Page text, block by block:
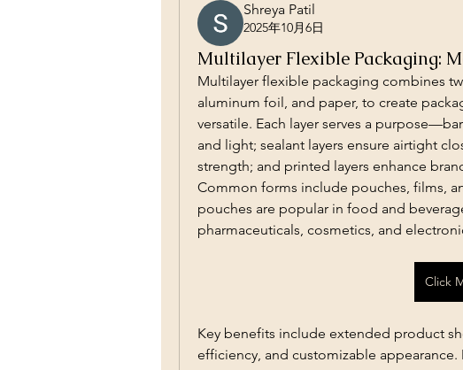
Shreya Patil
2025年10月6日
Multilayer Flexible Packaging:
Multilayer flexible packaging combines
aluminum foil, and paper, to create
versatile. Each layer serves a
and light; sealant layers ensure airtight
strength; and printed layers enhance
Common forms include pouches, films,
pouches are popular in food and
pharmaceuticals, cosmetics, and
Click
Key benefits include extended product
efficiency, and customizable